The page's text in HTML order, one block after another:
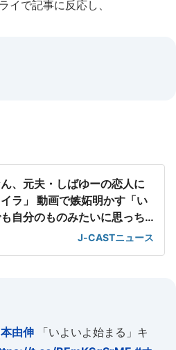
イで記事に反応し、
、元夫・しばゆーの恋人に
イラ」 動画で嫉妬明かす「い
自分のものみたいに思っち
J-CASTニュース
由伸 「いよいよ始まる」キ